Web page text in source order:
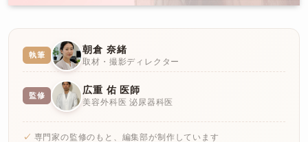
執筆 朝倉 奈緒
取材・撮影ディレクター
監修 広重 佑 医師
美容外科医 泌尿器科医
専門家の監修のもと、編集部が制作しています